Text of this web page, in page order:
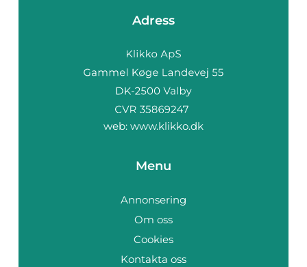
Adress
web: www.klikko.dk
Menu
Annonsering
Om oss
Cookies
Kontakta oss